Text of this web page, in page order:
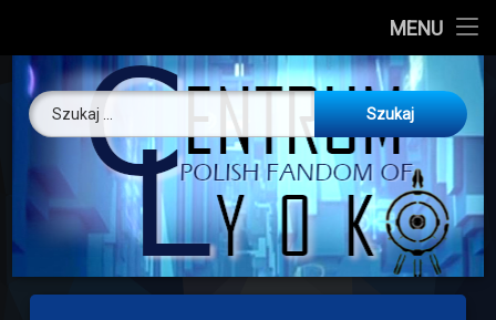
MENU
About us
O nas
Artykuły
Discord
Drogowskaz
Skip
content
Centrum
Szukaj: